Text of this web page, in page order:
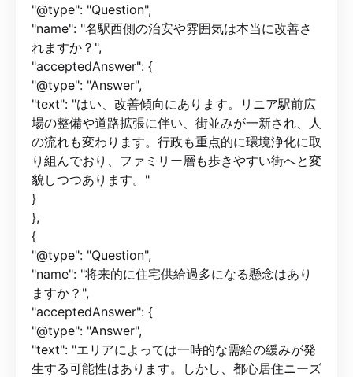
"@type": "Question",
"name": "名駅西側の治安や雰囲気は本当に改善さ
れますか？",
"acceptedAnswer": {
"@type": "Answer",
"text": "はい、改善傾向にあります。リニア駅前広
場の整備や道路拡張に伴い、街並みが一新され、人
の流れも変わります。行政も重点的に環境浄化に取
り組んでおり、ファミリー層も歩きやすい街へと変
貌しつつあります。"
}
},
{
"@type": "Question",
"name": "将来的に住宅供給過多になる懸念はあり
ますか？",
"acceptedAnswer": {
"@type": "Answer",
"text": "エリアによっては一時的な需給の緩みが発
生する可能性はあります。しかし、都心居住ニーズ